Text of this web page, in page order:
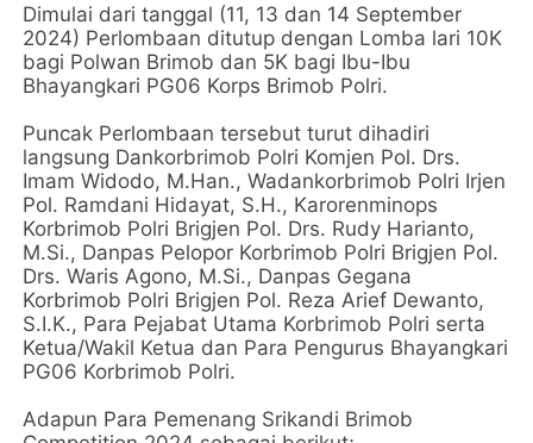
Dimulai dari tanggal (11, 13 dan 14 September
2024) Perlombaan ditutup dengan Lomba lari 10K
bagi Polwan Brimob dan 5K bagi Ibu-Ibu
Bhayangkari PG06 Korps Brimob Polri.
Puncak Perlombaan tersebut turut dihadiri
langsung Dankorbrimob Polri Komjen Pol. Drs.
Imam Widodo, M.Han., Wadankorbrimob Polri Irjen
Pol. Ramdani Hidayat, S.H., Karorenminops
Korbrimob Polri Brigjen Pol. Drs. Rudy Harianto,
M.Si., Danpas Pelopor Korbrimob Polri Brigjen Pol.
Drs. Waris Agono, M.Si., Danpas Gegana
Korbrimob Polri Brigjen Pol. Reza Arief Dewanto,
S.I.K., Para Pejabat Utama Korbrimob Polri serta
Ketua/Wakil Ketua dan Para Pengurus Bhayangkari
PG06 Korbrimob Polri.
Adapun Para Pemenang Srikandi Brimob